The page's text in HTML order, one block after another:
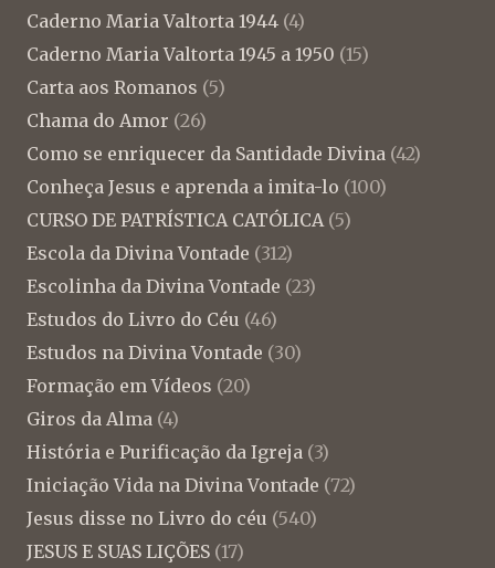
Caderno Maria Valtorta 1944 (4)
Caderno Maria Valtorta 1945 a 1950 (15)
Carta aos Romanos (5)
Chama do Amor (26)
Como se enriquecer da Santidade Divina (42)
Conheça Jesus e aprenda a imita-lo (100)
CURSO DE PATRÍSTICA CATÓLICA (5)
Escola da Divina Vontade (312)
Escolinha da Divina Vontade (23)
Estudos do Livro do Céu (46)
Estudos na Divina Vontade (30)
Formação em Vídeos (20)
Giros da Alma (4)
História e Purificação da Igreja (3)
Iniciação Vida na Divina Vontade (72)
Jesus disse no Livro do céu (540)
JESUS E SUAS LIÇÕES (17)